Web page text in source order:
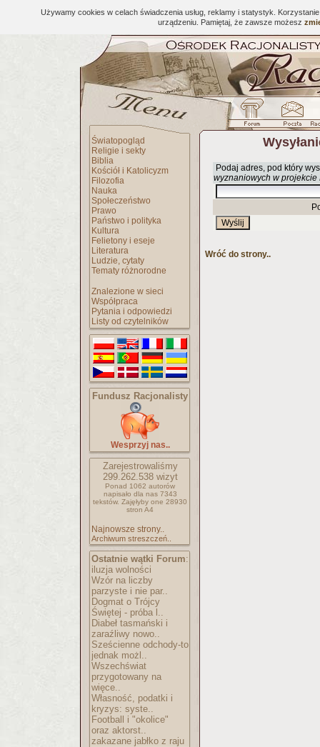
Używamy cookies w celach świadczenia usług, reklamy i statystyk.
urządzeniu. Pamiętaj, że zawsze możesz
Światopogląd
Religie i sekty
Biblia
Kościół i Katolicyzm
Filozofia
Nauka
Społeczeństwo
Prawo
Państwo i polityka
Kultura
Felietony i eseje
Literatura
Ludzie, cytaty
Tematy różnorodne
Znalezione w sieci
Współpraca
Pytania i odpowiedzi
Listy od czytelników
Fundusz Racjonalisty
Wesprzyj nas..
Zarejestrowaliśmy
299.262.538wizyt
Ponad 1062 autorów
napisało dla nas 7343
tekstów. Zajęłyby one 28930
stron A4
Najnowsze strony..
Archiwum streszczeń..
Ostatnie wątki Forum:
iluzja wolności
Wzór na liczby
parzyste i nie par..
Dogmat o Trójcy
Świętej - próba l..
Diabeł tasmański i
zaraźliwy nowo..
Sześcienne odchody-to
jednak możl..
Wszechświat
przygotowany na
więce..
Własność, podatki i
kryzys: syste..
Football i "okolice"
oraz aktorst..
zakazane jabłko z raju
Podaj adres, pod który
wyznaniowych w
Wróć do strony..